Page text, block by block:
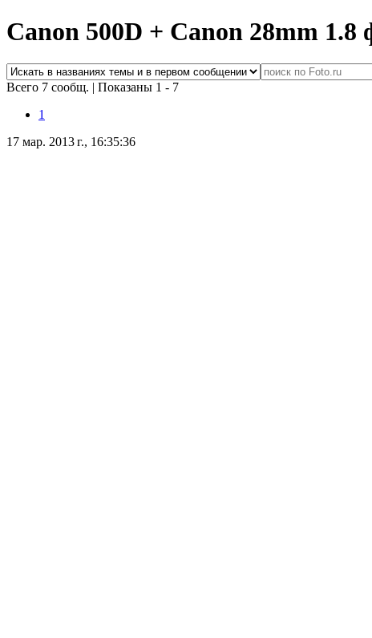
Canon 500D + Canon 28mm 1.8
Всего 7 сообщ. | Показаны 1 - 7
1
17 мар. 2013 г., 16:35:36